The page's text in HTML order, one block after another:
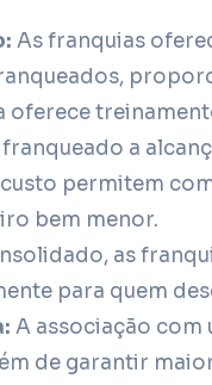
As franquias
oferece
a
permitem
bem menor.
as
para quem
A associação com
de garantir